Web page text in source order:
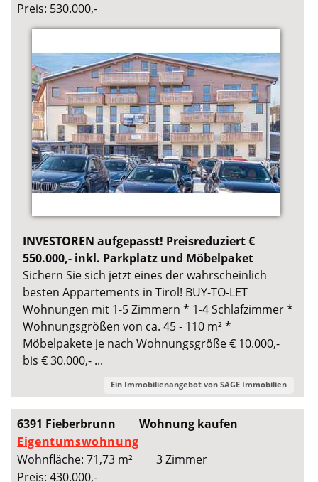
Preis: 530.000,-
INVESTOREN aufgepasst! Preisreduziert €
550.000,- inkl. Parkplatz und Möbelpaket
Sichern Sie sich jetzt eines der wahrscheinlich
besten Appartements in Tirol! BUY-TO-LET
Wohnungen mit 1-5 Zimmern * 1-4 Schlafzimmer *
Wohnungsgrößen von ca. 45 - 110 m² *
Möbelpakete je nach Wohnungsgröße € 10.000,-
bis € 30.000,- ...
Ein Immobilienangebot von SAGE Immobilien
6391 Fieberbrunn
Wohnung kaufen
Eigentumswohnung
Wohnfläche: 71,73 m²
3 Zimmer
Preis: 430.000,-